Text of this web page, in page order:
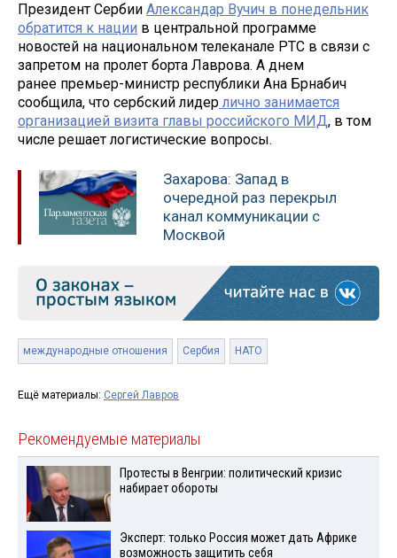
Президент Сербии Александар Вучич в понедельник
обратится к нации в центральной программе
новостей на национальном телеканале РТС в связи с
запретом на пролет борта Лаврова. А днем
ранее премьер-министр республики Ана Брнабич
сообщила, что сербский лидерлично занимается
организацией визита главы российского МИД, в том
числе решает логистические вопросы.
Захарова: Запад в
очередной раз перекрыл
канал коммуникации с
Москвой
международные отношения Сербия НАТО
Ещё материалы: Сергей Лавров
Рекомендуемые материалы
Протесты в Венгрии: политический кризис
набирает обороты
Эксперт: только Россия может дать Африке
возможность защитить себя